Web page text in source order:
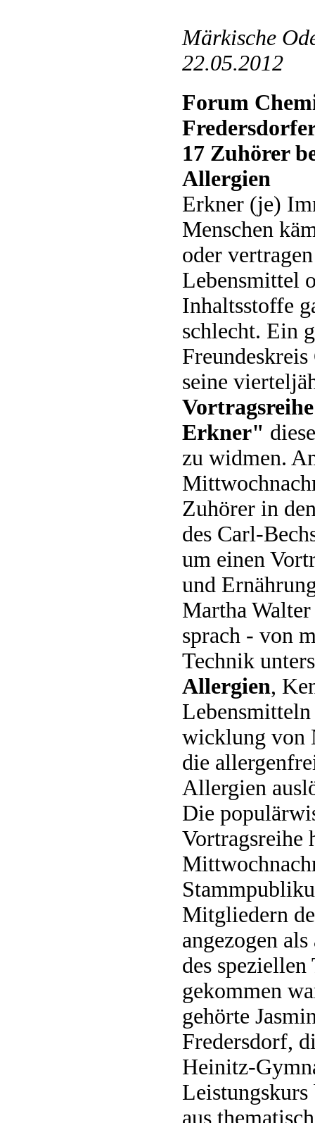
Märkische
22.05.2012
Forum
17 Zuhörer
Allergien
Erkner (je)
Menschen
oder
Lebensmittel
Inhaltsstoffe
schlecht. Ein
seine
Erkner"
zu widmen.
Zuhö­rer in
des Carl-
um ei­nen
und
Martha
sprach - von
Technik
Allergien,
wicklung von
die
Aller­gien
Die
Vortragsreihe
Mitgliedern
angezogen
des speziellen
gekommen
gehörte
Fredersdorf,
Heinitz-
Leistungskurs
aus